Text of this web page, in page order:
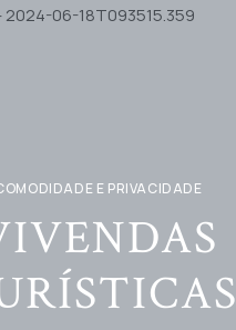
E PRIVACIDADE